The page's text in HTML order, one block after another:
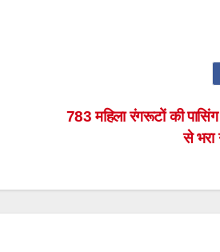
783 महिला रंगरूटों की
से भरा